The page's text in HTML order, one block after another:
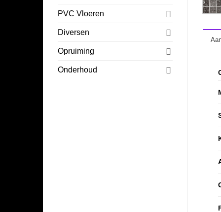
PVC Vloeren
Diversen
Opruiming
Onderhoud